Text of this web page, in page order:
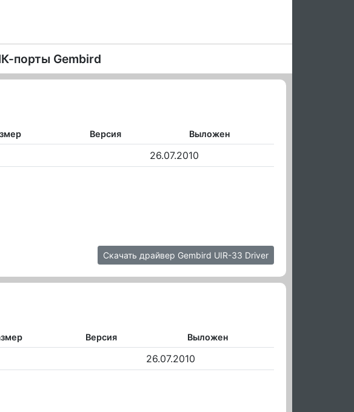
порты Gembird
Версия Выложен
26.07.2010
Скачать драйвер Gembird UIR-33 Driver
Версия Выложен
26.07.2010